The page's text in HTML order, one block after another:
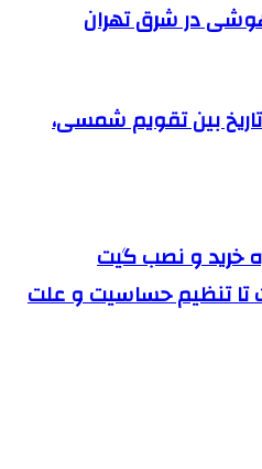
در شرق تهران
بین تقویم شمسی،
خرید و نصب گیت
تا تنظیم حساسیت و علت